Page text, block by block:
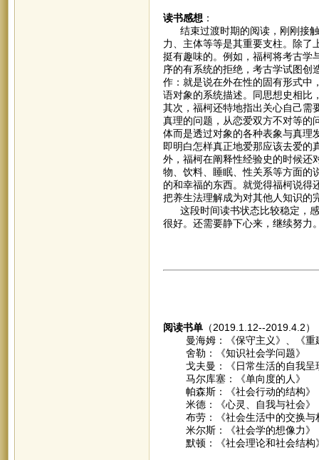
读书感想 ：
结束过渡时期的阅读，刚刚接触
力、主体等等是其重要支柱。除了
挺有趣味的。例如，福柯将考古学
序的有系统的拒绝，考古学试图创
作：就是说在外在性的固有形式中
语对象的系统描述。同思想史相比
其次，福柯还特地指出关心自己需
真理的问题，从恋爱双方不对等的
体而是透过对象的各种表象与真理
即明白怎样真正地爱那应该去爱的
外，福柯在阐释性经验史的时候还
物、饮料、睡眠、性关系等方面的
的和幸福的东西。就觉得福柯说得
把养生法理解成为对其他人知识的
这段时间读书状态比较稳定，感
很好。还需要静下心来，继续努力
阅读书单（2019.1.12--2019.4.2）
曼海姆：《保守主义》、《重
舍勒：《知识社会学问题》
戈夫曼：《日常生活的自我呈
马尔库塞：《单向度的人》
帕森斯：《社会行动的结构》
米德：《心灵、自我与社会》
布劳：《社会生活中的交换与
米尔斯：《社会学的想像力》
默顿：《社会理论和社会结构